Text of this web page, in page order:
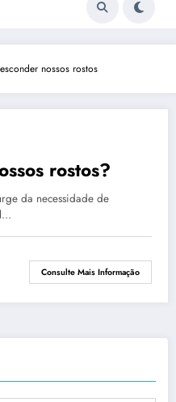
nossos rostos
rostos?
da necessidade de
Consulte Mais Informação